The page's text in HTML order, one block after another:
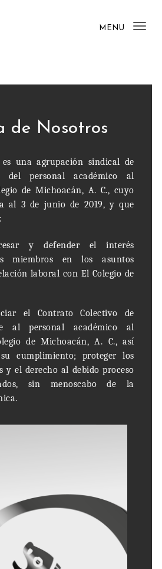
MENU
de Nosotros
es una agrupación sindical de
del personal académico al
de Michoacán, A. C., cuyo
al 3 de junio de 2019, y que
y defender el interés
miembros en los asuntos
laboral con El Colegio de
el Contrato Colectivo de
al personal académico al
de Michoacán, A. C., así
cumplimiento; proteger los
y el derecho al debido proceso
sin menoscabo de la